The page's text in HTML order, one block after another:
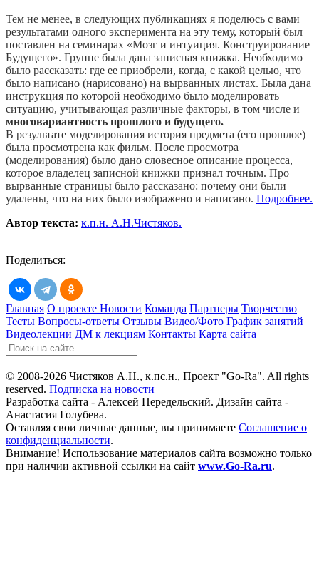
Тем не менее, в следующих публикациях я поделюсь с вами
результатами одного эксперимента на эту тему, который был
поставлен на семинарах «Мозг и интуиция. Конструирование
Будущего». Группе была дана записная книжка. Необходимо
было рассказать: где ее приобрели, когда, с какой целью, что
было написано (нарисовано) на вырванных листах. Была дана
инструкция по которой необходимо было моделировать
ситуацию, учитывающая различные факторы, в том числе и
многовариантность прошлого и будущего.
В результате моделирования история предмета (его прошлое)
была просмотрена как фильм. После просмотра
(моделирования) было дано словесное описание процесса,
которое владелец записной книжки признал точным. Про
вырванные страницы было рассказано: почему они были
удалены, что на них было изображено и написано. Подробнее.
Автор текста: к.п.н. А.Н.Чистяков.
Поделиться:
Главная О проекте Новости Команда Партнеры Творчество
Тесты Вопросы-ответы Отзывы Видео/Фото График занятий
Видеолекции ДМ к лекциям Контакты Карта сайта
© 2008-2026 Чистяков А.Н., к.пс.н., Проект "Go-Ra". All rights
reserved. Подписка на новости
Разработка сайта - Алексей Передельский. Дизайн сайта -
Анастасия Голубева.
Оставляя свои личные данные, вы принимаете Соглашение о
конфиденциальности.
Внимание! Использование материалов сайта возможно только
при наличии активной ссылки на сайт www.Go-Ra.ru.